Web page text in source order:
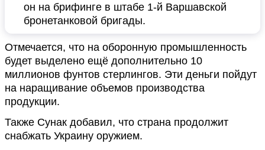
он на брифинге в штабе 1-й Варшавской
бронетанковой бригады.
Отмечается, что на оборонную промышленность
будет выделено ещё дополнительно 10
миллионов фунтов стерлингов. Эти деньги пойдут
на наращивание объемов производства
продукции.
Также Сунак добавил, что страна продолжит
снабжать Украину оружием.